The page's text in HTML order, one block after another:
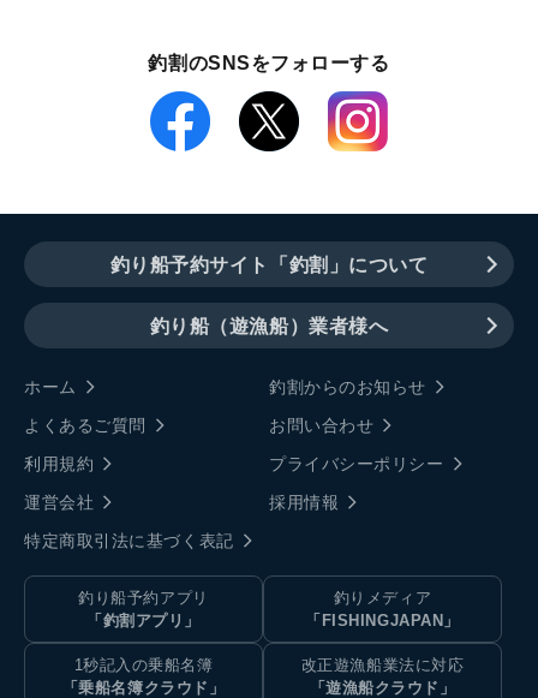
釣割のSNSをフォローする
釣り船予約サイト「釣割」について
釣り船（遊漁船）業者様へ
ホーム
釣割からのお知らせ
よくあるご質問
お問い合わせ
利用規約
プライバシーポリシー
運営会社
採用情報
特定商取引法に基づく表記
釣り船予約アプリ
「釣割アプリ」
釣りメディア
「FISHINGJAPAN」
1秒記入の乗船名簿
「乗船名簿クラウド」
改正遊漁船業法に対応
「遊漁船クラウド」